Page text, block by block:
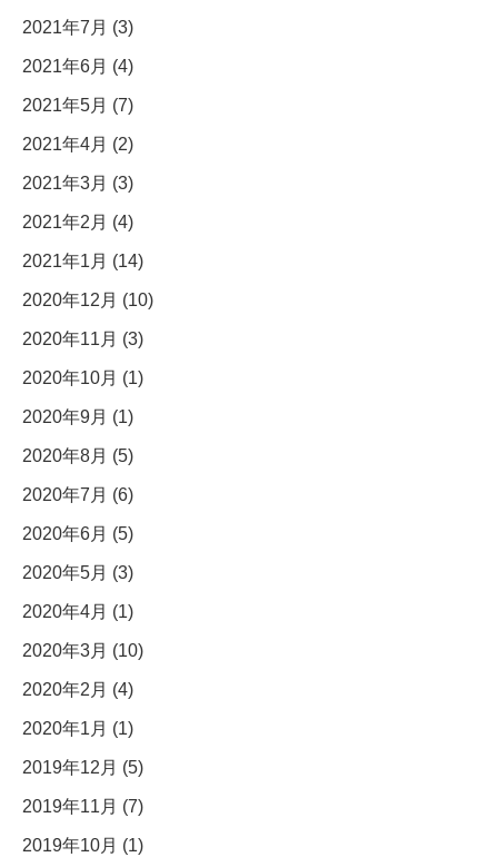
2021年7月 (3)
2021年6月 (4)
2021年5月 (7)
2021年4月 (2)
2021年3月 (3)
2021年2月 (4)
2021年1月 (14)
2020年12月 (10)
2020年11月 (3)
2020年10月 (1)
2020年9月 (1)
2020年8月 (5)
2020年7月 (6)
2020年6月 (5)
2020年5月 (3)
2020年4月 (1)
2020年3月 (10)
2020年2月 (4)
2020年1月 (1)
2019年12月 (5)
2019年11月 (7)
2019年10月 (1)